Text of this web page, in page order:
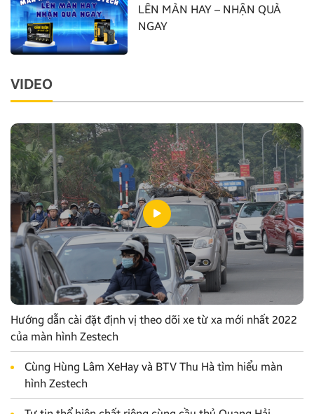
LÊN MÀN HAY – NHẬN QUÀ
NGAY
VIDEO
Hướng dẫn cài đặt định vị theo dõi xe từ xa mới nhất 2022
của màn hình Zestech
Cùng Hùng Lâm XeHay và BTV Thu Hà tìm hiểu màn
hình Zestech